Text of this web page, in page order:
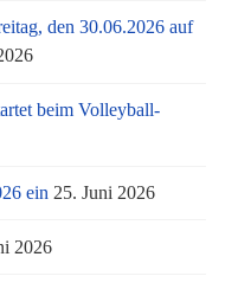
den 30.06.2026 auf
beim Volleyball-
ein 25. Juni 2026
2026